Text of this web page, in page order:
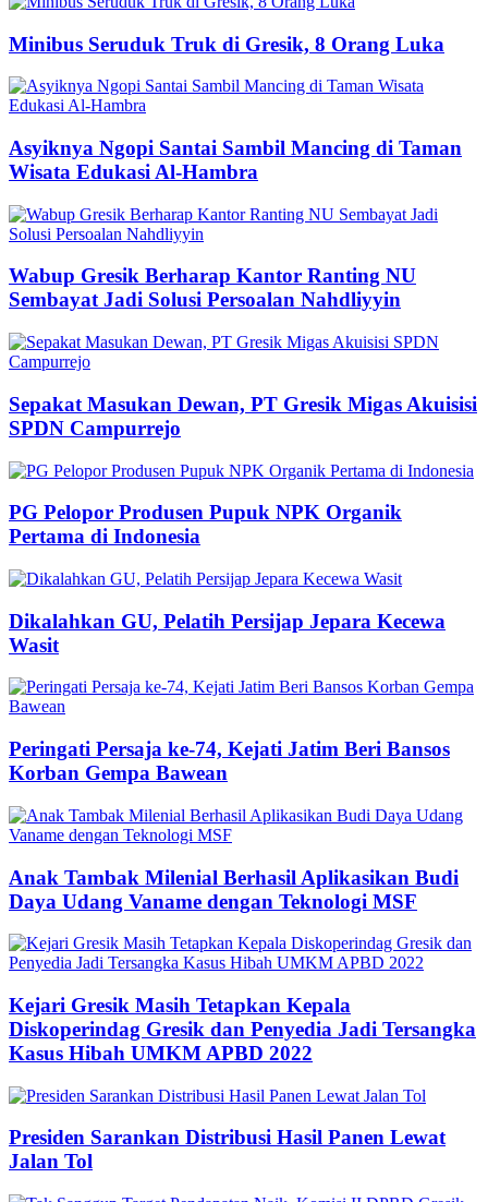
Minibus Seruduk Truk di Gresik, 8 Orang Luka
Asyiknya Ngopi Santai Sambil Mancing di Taman
Wisata Edukasi Al-Hambra
Wabup Gresik Berharap Kantor Ranting NU
Sembayat Jadi Solusi Persoalan Nahdliyyin
Sepakat Masukan Dewan, PT Gresik Migas Akuisisi
SPDN Campurrejo
PG Pelopor Produsen Pupuk NPK Organik
Pertama di Indonesia
Dikalahkan GU, Pelatih Persijap Jepara Kecewa
Wasit
Peringati Persaja ke-74, Kejati Jatim Beri Bansos
Korban Gempa Bawean
Anak Tambak Milenial Berhasil Aplikasikan Budi
Daya Udang Vaname dengan Teknologi MSF
Kejari Gresik Masih Tetapkan Kepala
Diskoperindag Gresik dan Penyedia Jadi Tersangka
Kasus Hibah UMKM APBD 2022
Presiden Sarankan Distribusi Hasil Panen Lewat
Jalan Tol